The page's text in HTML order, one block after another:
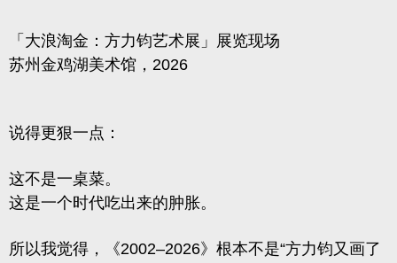
「大浪淘金：方力钧艺术展」展览现场
苏州金鸡湖美术馆，2026
说得更狠一点：
这不是一桌菜。
这是一个时代吃出来的肿胀。
所以我觉得，《2002–2026》根本不是“方力钧又画了